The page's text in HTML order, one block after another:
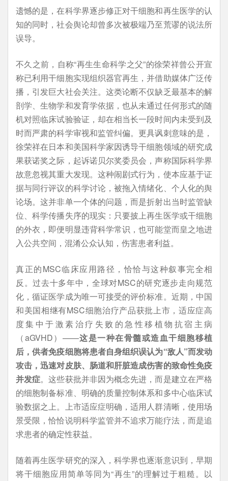
遗憾的是，在科学界逐步修正对干细胞和再生医学的认
知的同时，社会舆论却曾多次被极端乃至荒谬的说法所
误导。
不久之前，自称“再生生命科学之父”的徐荣祥曾公开宣
称已利用干细胞实现组织器官再生，并借助媒体广泛传
播，引发巨大社会关注。这类论断不仅缺乏最基本的解
剖学、生物学和发育学依据，也从未通过任何形式的随
机对照临床试验验证，却在相当长一段时间内未受到及
时而严肃的科学审视和监管纠偏。更具讽刺意味的是，
徐荣祥在日本和美国科学家因诱导干细胞领域的研究成
果获诺奖之际，起诉诺贝尔奖委员会，声称国际科学界
故意忽视其重大发现。这种闹剧式行为，使本应基于证
据与同行评议的科学讨论，被拖入情绪化、个人化的舆
论场。这并非单一个体的问题，而是折射出当时监管缺
位、科学传播失序的现实：只要披上再生医学或干细胞
的外衣，即便明显违背科学常识，也可能堂而皇之地进
入公共空间，混淆公众认知，伤害患者利益。
真正的MSC临床应用路径，恰恰与这种叙事完全相
反。过去十多年中，全球对MSC的研究逐步走向规范
化，循证医学成为唯一可接受的评价标准。近期，中国
和美国相继有MSC细胞治疗产品获批上市，适应症高
度集中于激素治疗失败的急性移植物抗宿主病
（aGVHD）——这是一种在骨髓或造血干细胞移植
后，供者免疫细胞将患者自身组织误认为“敌人”而发动
攻击，迅速对皮肤、肠道和肝脏造成伤害的致命性免疫
并发症。这些获批并非因为概念先进，而是建立在严格
的细胞制备标准、明确的质量控制体系和多中心临床试
验数据之上。上市适应症明确，适用人群清晰，使用场
景受限，恰恰说明科学监管并不追求万能疗法，而是追
求患者的确定性获益。
随着再生医学研究的深入，科学界也逐渐意识到，早期
将干细胞应用简单等同为“再生”的理解过于粗糙。以